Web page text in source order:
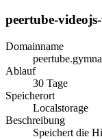
peertube-
Domainname
Ablauf
30 Tage
Speicherort
Localstorage
Beschreibung
Speichert die